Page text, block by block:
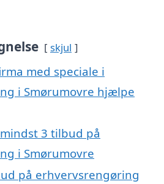
skjul
med speciale i
i Smørumovre hjælpe
3 tilbud på
i Smørumovre
på erhvervsrengøring